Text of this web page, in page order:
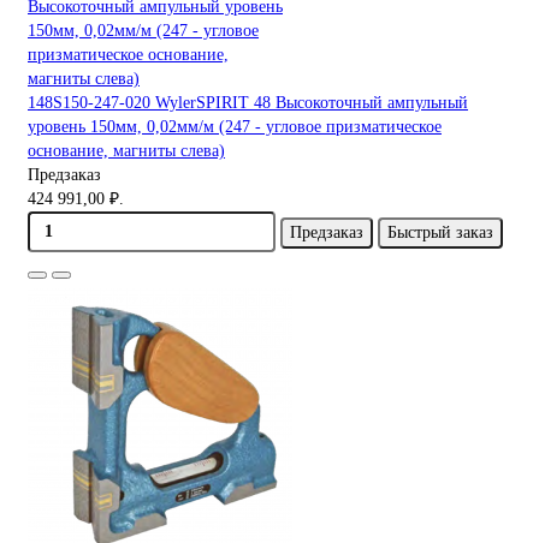
148S150-247-020 WylerSPIRIT 48 Высокоточный ампульный
уровень 150мм, 0,02мм/м (247 - угловое призматическое
основание, магниты слева)
Предзаказ
424 991,00 ₽.
Предзаказ
Быстрый заказ